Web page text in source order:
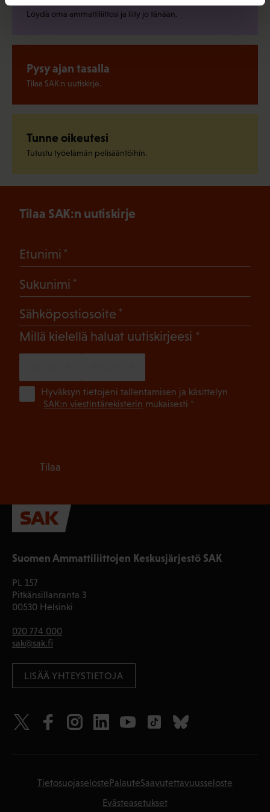
Löydä oma ammattiliittosi ja liity jo tänään.
Pysy ajan tasalla
Tilaa SAK:n uutiskirje.
Tunne oikeutesi
Tutustu työelämän pelisääntöihin.
Suomen Ammattiliittojen Keskusjärjestö SAK
PL 157
Pitkänsillanranta 3
00530 Helsinki
020 774 000
sak@sak.fi
LISÄÄ YHTEYSTIETOJA
Tilaa SAK:n uutiskirje
Etunimi
Sukunimi
Sähköpostiosoite
Millä kielellä haluat uutiskirjeesi (Pakollinen)
Hyväksyn tietojeni tallentamisen ja käsittelyn
SAK:n viestintärekisterin mukaisesti *
Tilaa
TietosuojaselostePalauteSaavutettavuusseloste
Evästeasetukset